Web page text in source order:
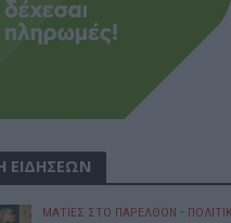
ΕΙΔΗΣΕΩΝ
ΜΑΤΙΕΣ ΣΤΟ ΠΑΡΕΛΘΟΝ •